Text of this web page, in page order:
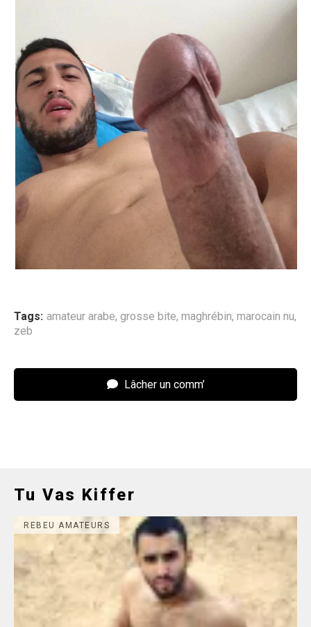
Tags: amateur arabe, grosse bite, maghrébin, marocain nu,
zeb
Lâcher un comm’
Tu Vas Kiffer
REBEU AMATEURS